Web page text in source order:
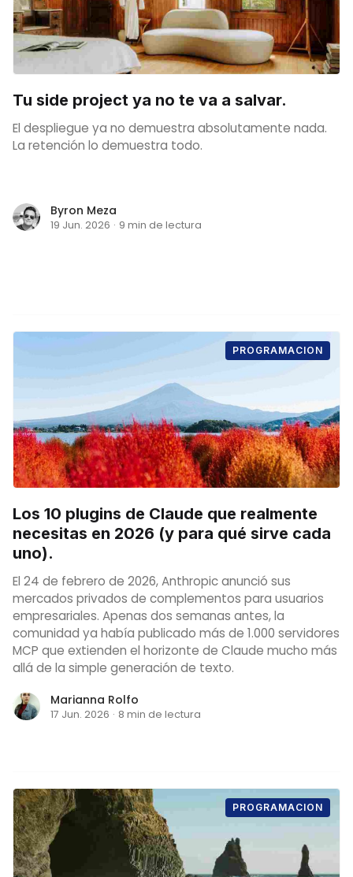
Tu side project ya no te va a salvar.
El despliegue ya no demuestra absolutamente nada.
La retención lo demuestra todo.
Byron Meza
19 Jun. 2026 · 9 min de lectura
PROGRAMACION
Los 10 plugins de Claude que realmente
necesitas en 2026 (y para qué sirve cada
uno).
El 24 de febrero de 2026, Anthropic anunció sus
mercados privados de complementos para usuarios
empresariales. Apenas dos semanas antes, la
comunidad ya había publicado más de 1.000 servidores
MCP que extienden el horizonte de Claude mucho más
allá de la simple generación de texto.
Marianna Rolfo
17 Jun. 2026 · 8 min de lectura
PROGRAMACION